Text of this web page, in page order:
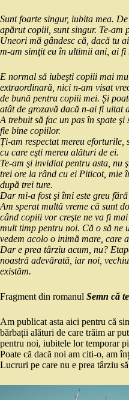
Sunt foarte singur, iubita mea.
apărut copiii, sunt singur. Te‑am
Uneori mă gândesc că, dacă tu
m‑am simţit eu în ultimii ani, ai fi
E normal să iubeşti copiii mai
extraordinară, nici n‑am visat
de bună pentru copiii mei. Și
atât de grozavă dacă n‑ai fi uitat
A trebuit să fac un pas în spate şi
fie bine copiilor.
Ți‑am respectat mereu
cu care eşti mereu alături de ei.
Te‑am şi invidiat pentru asta, nu
trei ore la rând cu ei Piticot, mie
după trei ture.
Dar mi‑a fost şi îmi este greu
Am sperat multă vreme că sunt
când copiii vor creşte ne va fi
mult timp pentru noi. Că o să ne
vedem acolo o inimă mare, care
Dar e prea târziu acum, nu?
noastră adevărată, iar noi,
existăm.
Fragment din romanul Semn că
Am publicat asta aici pentru că
bărbații alături de care trăim ar
pentru noi, iubitele lor temporar
Poate că dacă noi am citi-o, am
Lucruri pe care nu e prea târziu